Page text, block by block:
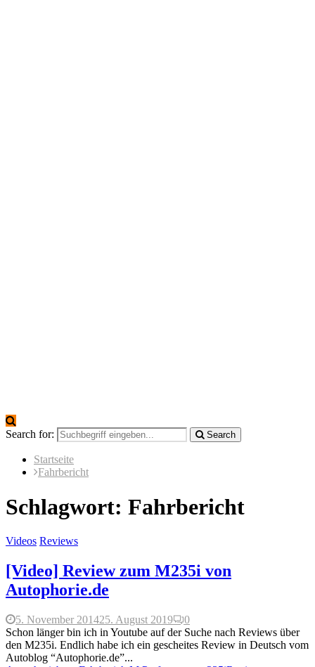
Search for: Search
Startseite
Fahrbericht
Schlagwort: Fahrbericht
Videos Reviews
[Video] Review zum M235i von
Autophorie.de
5. November 201425. August 2019
0
Schon länger bin ich in Youtube auf der Suche nach Reviews über
den M235i. Endlich habe ich ein gescheites Review in Deutsch vom
Autoblog “Autophorie.de”...